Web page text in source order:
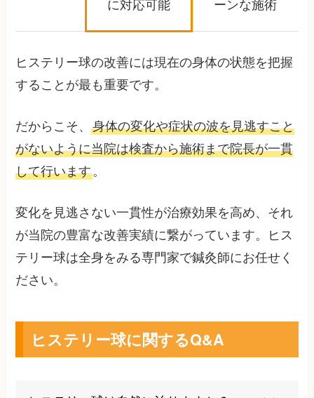
に対応可能
ーンな施術
ヒステリー球の改善には現在の身体の状態を把握
することが最も重要です。
だからこそ、身体の変化や症状の波を見逃すこと
がないように当院は検査から施術まで院長が一貫
して行います。
変化を見逃さない一貫性が治療効果を高め、それ
が当院の豊富な改善実績に繋がっています。ヒス
テリー球は全身をみる専門家で鍼灸師にお任せく
ださい。
ヒステリー球に関するQ&A